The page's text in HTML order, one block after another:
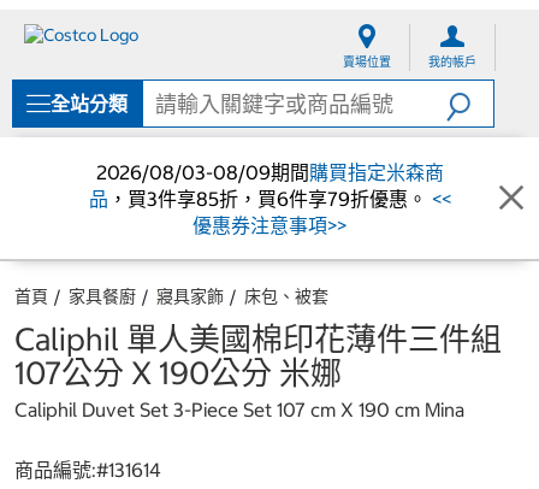
單
賣場位置 我的帳戶
全站分類
2026/08/03-08/09期間購買指定米森商
品 ，買3件享85折，買6件享79折優惠。 <<
優惠券注意事項>>
首頁 家具餐廚 寢具家飾 床包、被套
Caliphil 單人美國棉印花薄件三件組
107公分 X 190公分 米娜
Caliphil Duvet Set 3-Piece Set 107 cm X 190 cm Mina
商品編號:#131614